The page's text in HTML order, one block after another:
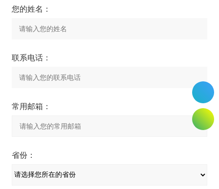
您的姓名：
联系电话：
常用邮箱：
省份：